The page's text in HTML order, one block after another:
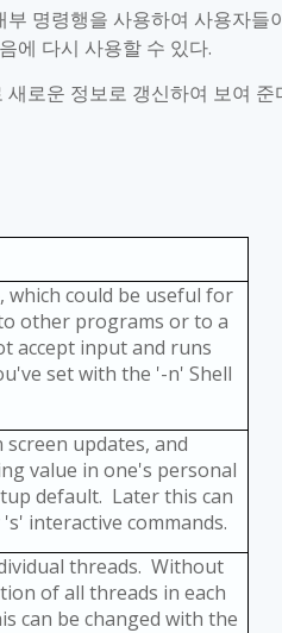
명령행을 사용하여 사용자들
에 다시 사용할 수 있다.
로운 정보로 갱신하여 보여 준
which could be useful for
other programs or to a
accept input and runs
set with the '-n' Shell
screen updates, and
value in one's personal
default. Later this can
interactive commands.
threads. Without
of all threads in each
can be changed with the